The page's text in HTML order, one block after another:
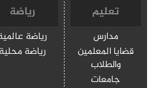
تعليم
مدارس
قضايا المعلمين
والطلاب
جامعات
رياضة
رياضة عالمية
رياضة محلية